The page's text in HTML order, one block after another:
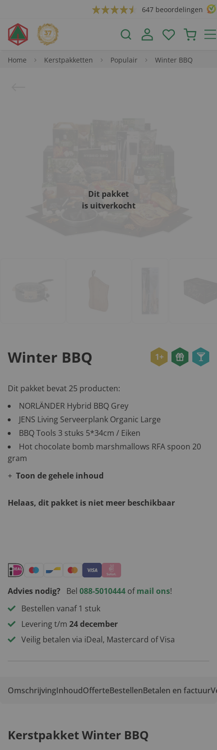
647 beoordelingen
Home Kerstpakketten Populair Winter BBQ
Dit pakket
is uitverkocht
Winter BBQ 1+
Dit pakket bevat 25 producten:
NORLÄNDER Hybrid BBQ Grey
JENS Living Serveerplank Organic Large
BBQ Tools 3 stuks 5*34cm / Eiken
Hot chocolate bomb marshmallows RFA spoon 20
gram
Toon de gehele inhoud
Helaas, dit pakket is niet meer beschikbaar
Advies nodig? Bel 088-5010444 ofmail ons!
Bestellen vanaf 1 stuk
Levering t/m 24 december
Veilig betalen via iDeal, Mastercard of Visa
OmschrijvingInhoudOfferteBestellenBetalen en factuur
Kerstpakket Winter BBQ